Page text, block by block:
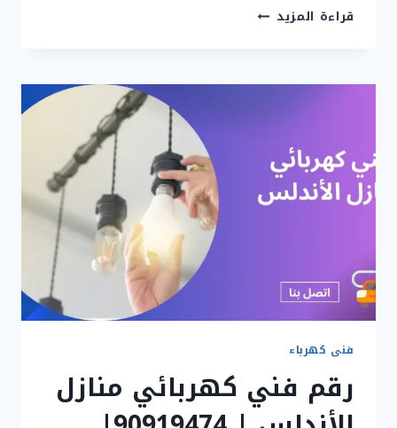
قراءة المزيد كهربجي
|
كهرباء
فنى كهرباء
رقم فني كهربائي منازل